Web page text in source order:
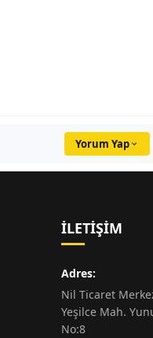
Yorum Yap
İLETIŞIM
Adres:
Nil Ticaret
Yeşilce Mah.
No:8